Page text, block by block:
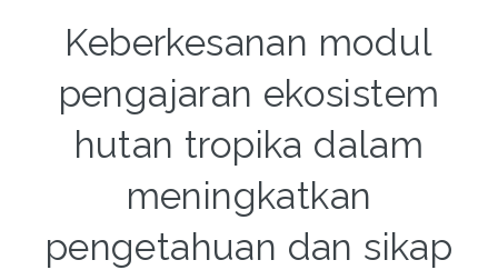
Keberkesanan modul
pengajaran ekosistem
hutan tropika dalam
meningkatkan
pengetahuan dan sikap